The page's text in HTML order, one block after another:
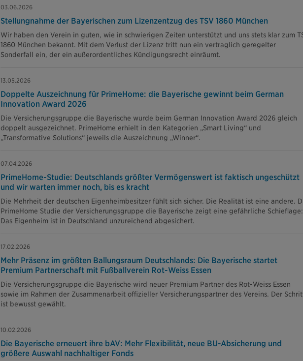
03.06.2026
Stellungnahme der Bayerischen zum Lizenzentzug des TSV 1860 München
Wir haben den Verein in guten, wie in schwierigen Zeiten unterstützt und uns stets klar zum
1860 München bekannt. Mit dem Verlust der Lizenz tritt nun ein vertraglich geregelter
Sonderfall ein, der ein außerordentliches Kündigungsrecht einräumt.
13.05.2026
Doppelte Auszeichnung für PrimeHome: die Bayerische gewinnt beim German
Innovation Award 2026
Die Versicherungsgruppe die Bayerische wurde beim German Innovation Award 2026 gleich
doppelt ausgezeichnet. PrimeHome erhielt in den Kategorien „Smart Living“ und
„Transformative Solutions“ jeweils die Auszeichnung „Winner“.
07.04.2026
PrimeHome-Studie: Deutschlands größter Vermögenswert ist faktisch ungeschützt
und wir warten immer noch, bis es kracht
Die Mehrheit der deutschen Eigenheimbesitzer fühlt sich sicher. Die Realität ist eine andere.
PrimeHome Studie der Versicherungsgruppe die Bayerische zeigt eine gefährliche Schieflage:
Das Eigenheim ist in Deutschland unzureichend abgesichert.
17.02.2026
Mehr Präsenz im größten Ballungsraum Deutschlands: Die Bayerische startet
Premium Partnerschaft mit Fußballverein Rot-Weiss Essen
Die Versicherungsgruppe die Bayerische wird neuer Premium Partner des Rot-Weiss Essen
sowie im Rahmen der Zusammenarbeit offizieller Versicherungspartner des Vereins. Der
ist bewusst gewählt.
10.02.2026
Die Bayerische erneuert ihre bAV: Mehr Flexibilität, neue BU-Absicherung und
größere Auswahl nachhaltiger Fonds